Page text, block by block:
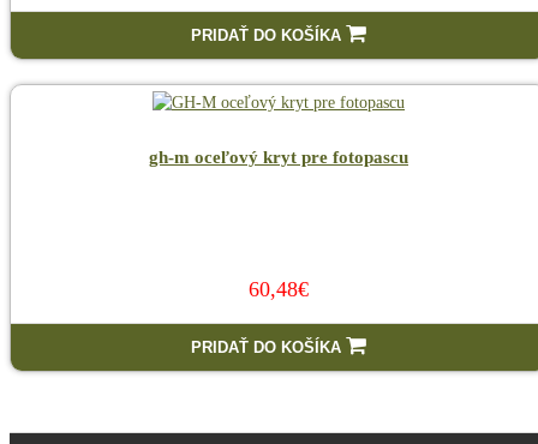
PRIDAŤ DO KOŠÍKA
gh-m oceľový kryt pre fotopascu
60,48€
PRIDAŤ DO KOŠÍKA